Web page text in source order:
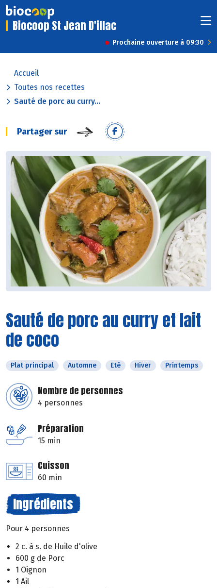
Biocoop St Jean D'illac
Prochaine ouverture à 09:30
Accueil
Toutes nos recettes
Sauté de porc au curry...
Partager sur
Sauté de porc au curry et lait
de coco
Plat principal Automne Eté Hiver Printemps
Nombre de personnes
4 personnes
Préparation
15 min
Cuisson
60 min
Ingrédients
Pour 4 personnes
2 c. à s. de Huile d'olive
600 g de Porc
1 Oignon
1 Ail